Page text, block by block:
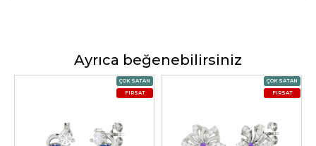
Ayrıca beğenebilirsiniz
ÇOK SATAN
FIRSAT
ÇOK SATAN
FIRSAT